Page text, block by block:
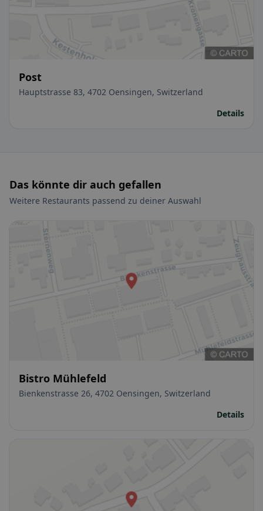
Post
Hauptstrasse 83, 4702 Oensingen, Switzerland
Details
Das könnte dir auch gefallen
Weitere Restaurants passend zu deiner Auswahl
Bistro Mühlefeld
Bienkenstrasse 26, 4702 Oensingen, Switzerland
Details